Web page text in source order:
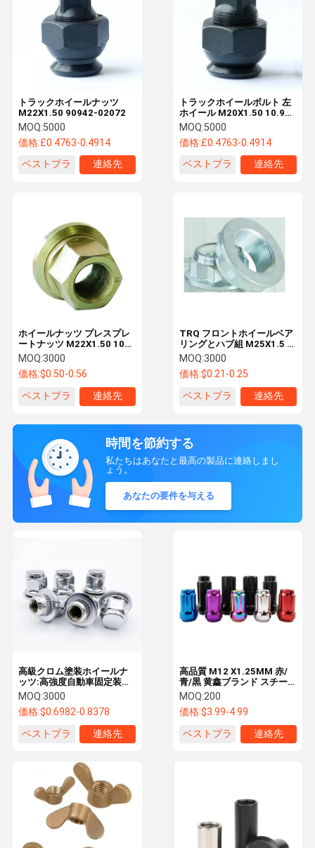
トラックホイールナッツ
M22X1.50 90942-02072
MOQ:5000
価格:£0.4763-0.4914
ベストプラ
連絡先
トラックホイールボルト 左
ホイール M20X1.50 10.9
12.9 グレードナット トラッ
クホイールボルトおよびナ
ット用 90942-02074
MOQ:5000
価格:£0.4763-0.4914
ベストプラ
連絡先
ホイールナッツ プレスプレ
ートナッツ M22X1.50 10グ
レード 表面色 亜鉛
250300296 0252192310
1826088 8241999726
MOQ:3000
価格:$0.50-0.56
ベストプラ
連絡先
TRQ フロントホイールベア
リングとハブ組 M25X1.5 品
質ドライブシャフトナッツ
M18X1.5 10 グレード
1004980651 1004980627
MOQ:3000
価格:$0.21-0.25
ベストプラ
連絡先
時間を節約する
私たちはあなたと最高の製品に連絡しまし
ょう。
あなたの要件を与える
高品質 M12 X1.25MM 赤/
青/黒 黄鑫ブランド スチー
ル 六角ラグ ホイールナット
17mm 車用ネジ部品 中国製
MOQ:200
価格:$3.99-4.99
ベストプラ
連絡先
高級クロム塗装ホイールナ
ッツ:高強度自動車固定装置
でホイールを固定
MOQ:3000
価格:$0.6982-0.8378
ベストプラ
連絡先